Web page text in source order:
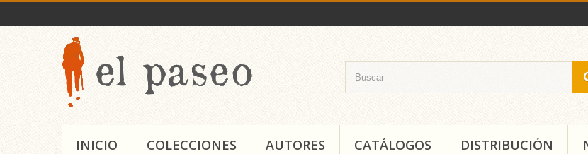
INICIO COLECCIONES AUTORES CATÁLOGOS DISTRIBUCIÓN